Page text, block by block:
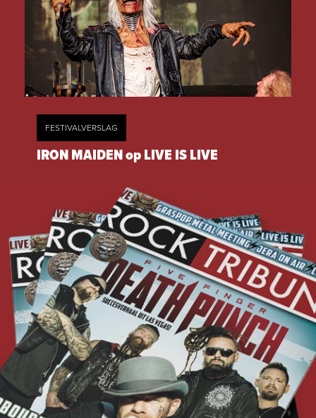
FESTIVALVERSLAG
IRON MAIDEN op LIVE IS LIVE